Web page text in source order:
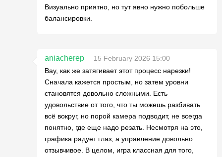
Визуально приятно, но тут явно нужно побольше
балансировки.
aniacherep
15 February 2026 15:00
Вау, как же затягивает этот процесс нарезки!
Сначала кажется простым, но затем уровни
становятся довольно сложными. Есть
удовольствие от того, что ты можешь разбивать
всё вокруг, но порой камера подводит, не всегда
понятно, где еще надо резать. Несмотря на это,
графика радует глаз, а управление довольно
отзывчивое. В целом, игра классная для того,